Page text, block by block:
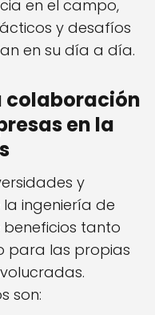
en el campo,
y desafíos
en su día a día.
colaboración
en la
y
ingeniería de
tanto
para las propias
son: